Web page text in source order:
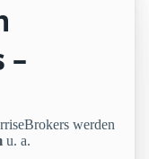
–
werden
u. a.